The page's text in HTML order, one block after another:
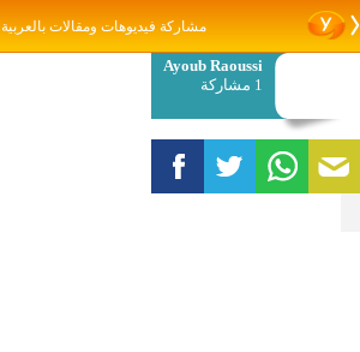
مشاركة فيديوهات ومقالات بالعربية
Ayoub Raoussi
1 مشاركة